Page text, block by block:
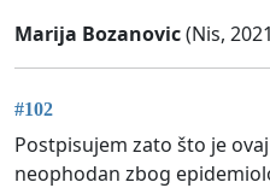
Marija Bozanovic(Nis,
#102
Postpisujem zato što je
neophodan zbog